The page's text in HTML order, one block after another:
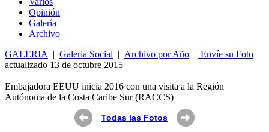
Opinión
Galería
Archivo
GALERIA
| Galeria Social | Archivo por Año | Envíe su Foto
actualizado 13 de octubre 2015
Embajadora EEUU inicia 2016 con una visita a la Región
Autónoma de la Costa Caribe Sur (RACCS)
Todas las Fotos